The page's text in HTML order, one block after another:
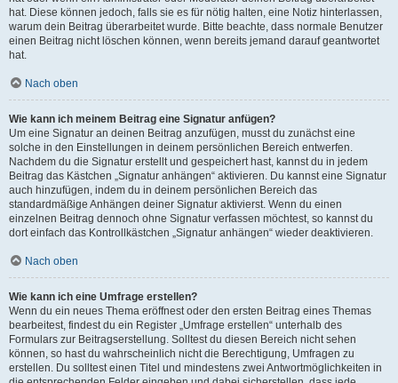
hat. Diese können jedoch, falls sie es für nötig halten, eine Notiz hinterlassen,
warum dein Beitrag überarbeitet wurde. Bitte beachte, dass normale Benutzer
einen Beitrag nicht löschen können, wenn bereits jemand darauf geantwortet
hat.
Nach oben
Wie kann ich meinem Beitrag eine Signatur anfügen?
Um eine Signatur an deinen Beitrag anzufügen, musst du zunächst eine
solche in den Einstellungen in deinem persönlichen Bereich entwerfen.
Nachdem du die Signatur erstellt und gespeichert hast, kannst du in jedem
Beitrag das Kästchen „Signatur anhängen“ aktivieren. Du kannst eine Signatur
auch hinzufügen, indem du in deinem persönlichen Bereich das
standardmäßige Anhängen deiner Signatur aktivierst. Wenn du einen
einzelnen Beitrag dennoch ohne Signatur verfassen möchtest, so kannst du
dort einfach das Kontrollkästchen „Signatur anhängen“ wieder deaktivieren.
Nach oben
Wie kann ich eine Umfrage erstellen?
Wenn du ein neues Thema eröffnest oder den ersten Beitrag eines Themas
bearbeitest, findest du ein Register „Umfrage erstellen“ unterhalb des
Formulars zur Beitragserstellung. Solltest du diesen Bereich nicht sehen
können, so hast du wahrscheinlich nicht die Berechtigung, Umfragen zu
erstellen. Du solltest einen Titel und mindestens zwei Antwortmöglichkeiten in